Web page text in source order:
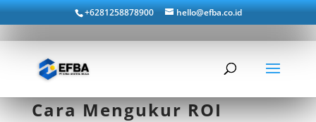
+6281258878900 hello@efba.co.id
Cara Mengukur ROI